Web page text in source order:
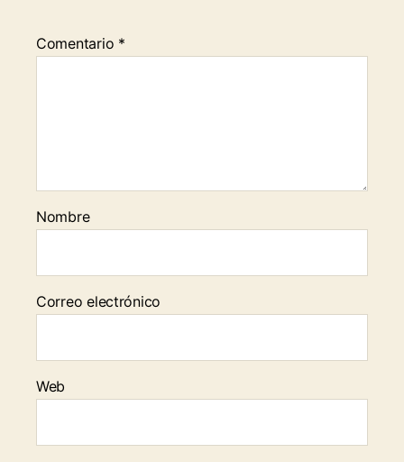
Comentario *
Nombre
Correo electrónico
Web